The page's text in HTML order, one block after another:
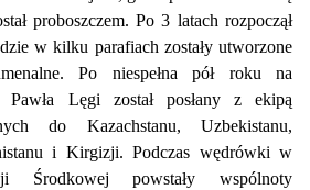
proboszczem. Po 3 latach rozpoczął
w kilku parafiach zostały utworzone
Po niespełna pół roku na
Pawła Lęgi został posłany z ekipą
do Kazachstanu, Uzbekistanu,
i Kirgizji. Podczas wędrówki w
Środkowej powstały wspólnoty